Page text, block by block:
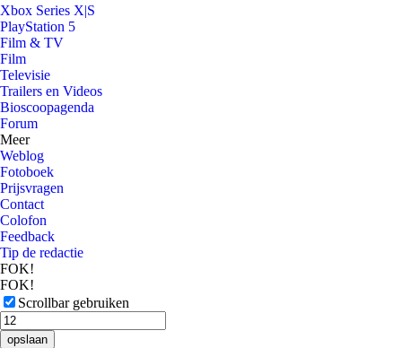
Xbox Series X|S
PlayStation 5
Film & TV
Film
Televisie
Trailers en Videos
Bioscoopagenda
Forum
Meer
Weblog
Fotoboek
Prijsvragen
Contact
Colofon
Feedback
Tip de redactie
FOK!
FOK!
Scrollbar gebruiken
opslaan